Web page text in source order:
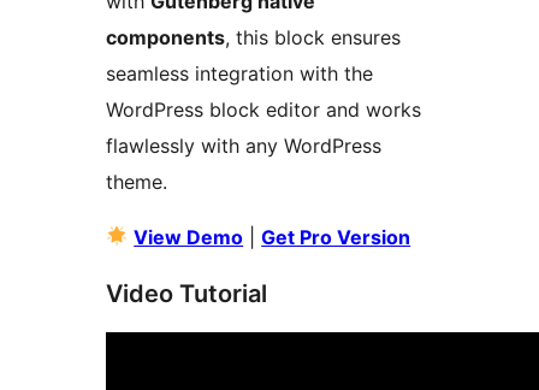
components, this block ensures
seamless integration with the
WordPress block editor and works
flawlessly with any WordPress
theme.
View Demo |Get Pro Version
Video Tutorial